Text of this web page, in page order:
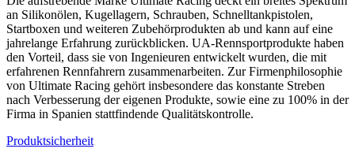
an Silikonölen, Kugellagern, Schrauben, Schnelltankpistolen,
Startboxen und weiteren Zubehörprodukten ab und kann auf eine
jahrelange Erfahrung zurückblicken. UA-Rennsportprodukte haben
den Vorteil, dass sie von Ingenieuren entwickelt wurden, die mit
erfahrenen Rennfahrern zusammenarbeiten. Zur Firmenphilosophie
von Ultimate Racing gehört insbesondere das konstante Streben
nach Verbesserung der eigenen Produkte, sowie eine zu 100% in der
Firma in Spanien stattfindende Qualitätskontrolle.
Produktsicherheit